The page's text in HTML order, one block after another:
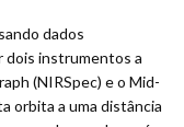
dados
dois instrumentos a
(NIRSpec) e o Mid-
orbita a uma distância